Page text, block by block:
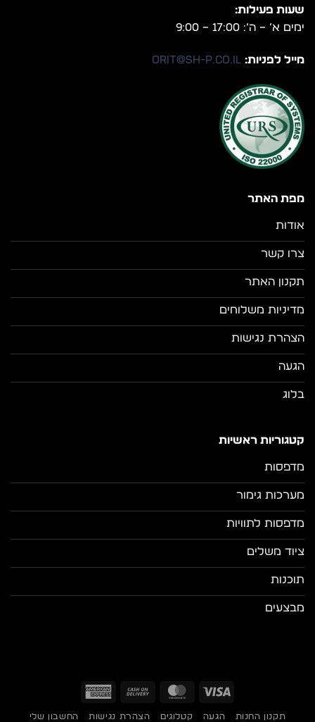
מפת האתר
אודות
צרו קשר
תקנון האתר
מדיניות משלוחים
הצהרת נגישות
הגעה
בלוג
קטגוריות ראשיות
מדפסות
מערכות גימור
מדפסות לתוויות
ציוד משלים
תוכנות
מבצעים
שעות פעילות:
ימים א’ – ה’: 17:00 – 9:00
מייל לפניות: orit@sh-p.co.il
Visa
MasterCard
Cash
תקנון החנות הגעה קטלוגים הצהרת נגישות החשבון שלי